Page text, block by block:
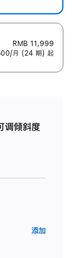
RMB 11,999
月 (24 期) 起
倾斜度
添加